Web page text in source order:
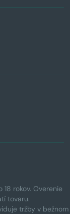
rokov. Overenie
tovaru.
tržby v bežnom